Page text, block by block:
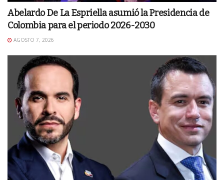
Abelardo De La Espriella asumió la Presidencia de
Colombia para el periodo 2026-2030
AGOSTO 7, 2026